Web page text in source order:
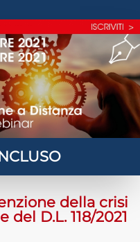
della crisi
D.L. 118/2021